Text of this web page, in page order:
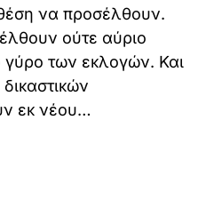
να προσέλθουν.
ούτε αύριο
γύρο των εκλογών. Και
εκ νέου…